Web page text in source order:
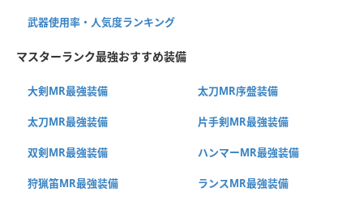
武器使用率・人気度ランキング
マスターランク最強おすすめ装備
大剣MR最強装備 太刀MR序盤装備
太刀MR最強装備 片手剣MR最強装備
双剣MR最強装備 ハンマーMR最強装備
狩猟笛MR最強装備 ランスMR最強装備